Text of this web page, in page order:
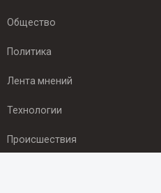
Общество
Политика
Лента мнений
Технологии
Происшествия